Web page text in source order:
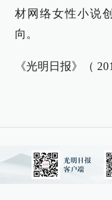
材网络女性小说
向。
《光明日报》（